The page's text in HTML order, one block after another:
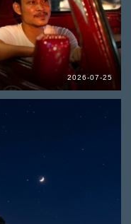
2026-07-25